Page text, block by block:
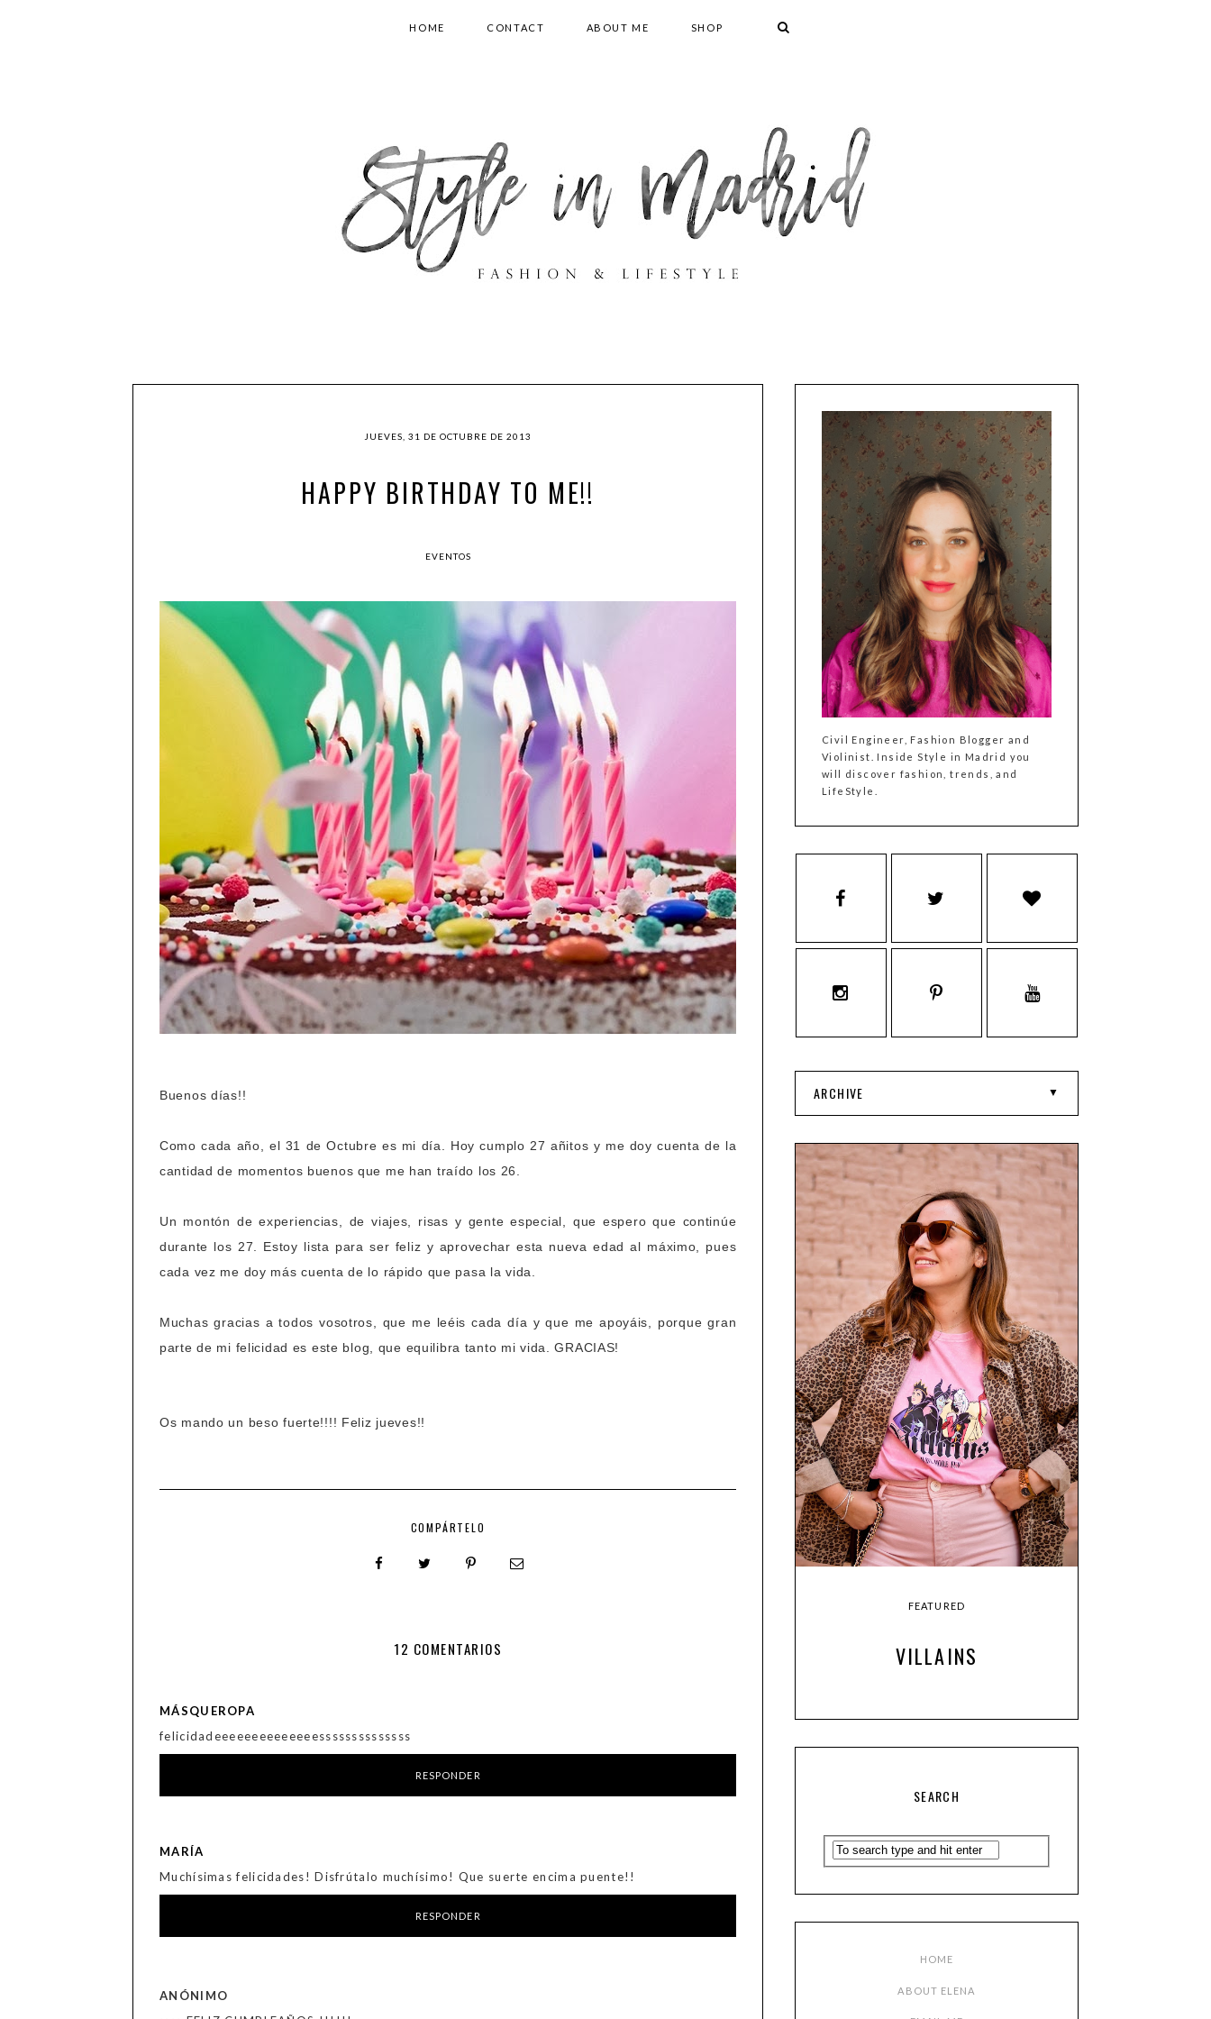
HOME CONTACT ABOUT ME SHOP
JUEVES, 31 DE OCTUBRE DE 2013
HAPPY BIRTHDAY TO ME!!
EVENTOS
Buenos días!!
Como cada año, el 31 de Octubre es mi día. Hoy cumplo 27 añitos y me doy cuenta de la
cantidad de momentos buenos que me han traído los 26.
Un montón de experiencias, de viajes, risas y gente especial, que espero que continúe
durante los 27. Estoy lista para ser feliz y aprovechar esta nueva edad al máximo, pues
cada vez me doy más cuenta de lo rápido que pasa la vida.
Muchas gracias a todos vosotros, que me leéis cada día y que me apoyáis, porque gran
parte de mi felicidad es este blog, que equilibra tanto mi vida. GRACIAS!
Os mando un beso fuerte!!!! Feliz jueves!!
COMPÁRTELO
12 COMENTARIOS
MÁSQUEROPA
felicidadeeeeeeeeeeeeeessssssssssssss
RESPONDER
MARÍA
Muchísimas felicidades! Disfrútalo muchísimo! Que suerte encima puente!!
RESPONDER
ANÓNIMO
Civil Engineer, Fashion Blogger and
Violinist. Inside Style in Madrid you
will discover fashion, trends, and
LifeStyle.
ARCHIVE
FEATURED
VILLAINS
SEARCH
HOME
ABOUT ELENA